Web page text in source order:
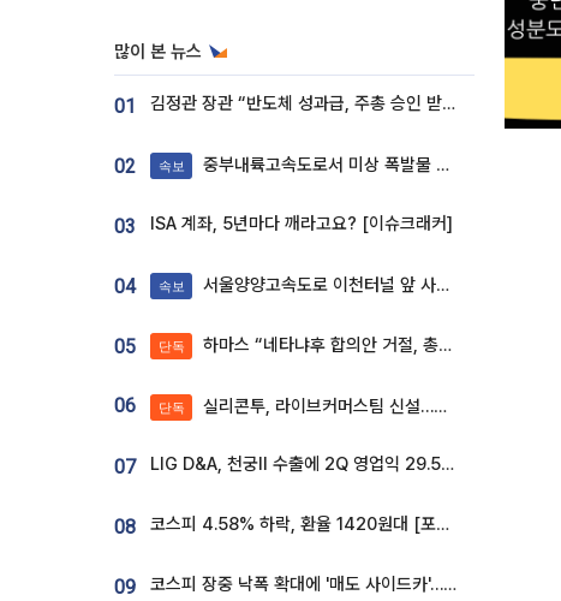
많이 본 뉴스
01 김정관 장관 “반도체 성과급, 주총 승인 받도록”…상법·자본시장법 개정 시사
02 속보 중부내륙고속도로서 미상 폭발물 발견
03 ISA 계좌, 5년마다 깨라고요? [이슈크래커]
04 속보 서울양양고속도로 이천터널 앞 사고 발생
05 단독 하마스 “네타냐후 합의안 거절, 총선 앞두고 시간 끌기”
06 단독 실리콘투, 라이브커머스팀 신설…K뷰티 ‘글로벌 판매망’ 확대[K뷰티 라방戰]
07 LIG D&A, 천궁Ⅱ 수출에 2Q 영업익 29.5%↑…수주잔고 24.6조 [종합]
08 코스피 4.58% 하락, 환율 1420원대 [포토]
09 코스피 장중 낙폭 확대에 '매도 사이드카'…외인 2.8조'팔자'· 개인 3.1조 '사자'